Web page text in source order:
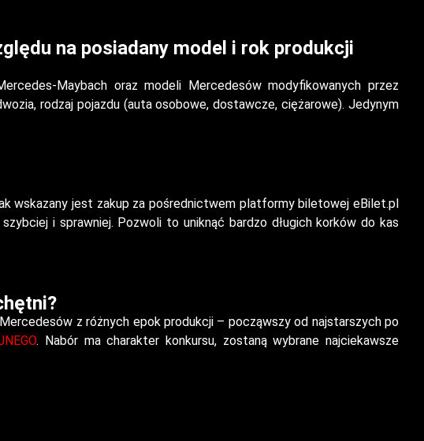
na posiadany model i rok produkcji
Maybach oraz modeli Mercedesów modyfikowanych przez
rodzaj pojazdu (auta osobowe, dostawcze, ciężarowe). Jedynym
wskazany jest zakup za pośrednictwem platformy biletowej eBilet.pl
i sprawniej. Pozwoli to uniknąć bardzo długich korków do kas
z różnych epok produkcji – począwszy od najstarszych po
. Nabór ma charakter konkursu, zostaną wybrane najciekawsze